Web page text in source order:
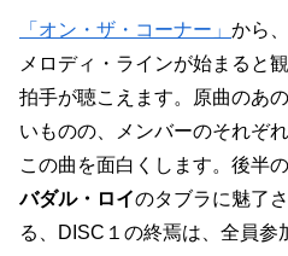
「オン・ザ・コーナー」 から
メロディ・ラインが始まると
拍手が聴こえます。原曲のあ
いものの、メンバーのそれぞ
この曲を面白くします。後半の
バダル・ロイのタブラに魅了
る、DISC１の終焉は、全員参